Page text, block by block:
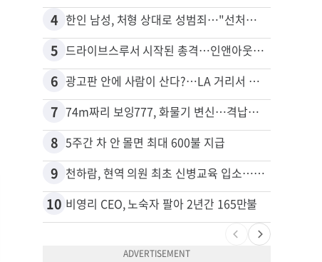
4 한인 남성, 처형 상대로 성범죄…"선처해줬더니 배신자 취급"
5 드라이브스루서 시작된 총격…인앤아웃 참사 영상 공개
6 광고판 안에 사람이 산다?…LA 거리서 화제
7 74m짜리 보잉777, 화물기 변신…격납고서 ‘보물’ 찾는 인천공항
8 5주간 차 안 몰면 최대 600불 지급
9 천하람, 현역 의원 최초 신병교육 입소…논산서 2박3일 생활
10 비영리 CEO, 노숙자 팔아 2년간 165만불